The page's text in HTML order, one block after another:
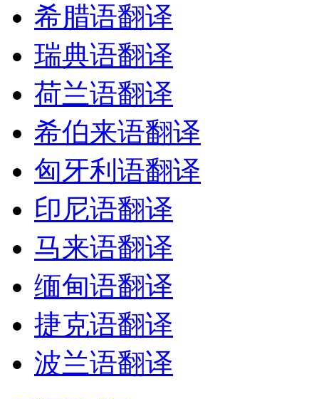
希腊语翻译
瑞典语翻译
荷兰语翻译
希伯来语翻译
匈牙利语翻译
印尼语翻译
马来语翻译
缅甸语翻译
捷克语翻译
波兰语翻译